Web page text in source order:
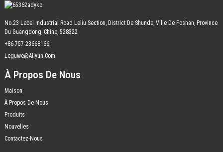
No.23 Lebei Industrial Road Leliu Section, District De Shunde, Ville De Foshan, Province
Du Guangdong, Chine, 528322
+86-757-23668166
Leguwe@aliyun.com
À Propos De Nous
Maison
À Propos De Nous
Produits
Nouvelles
Contactez-Nous